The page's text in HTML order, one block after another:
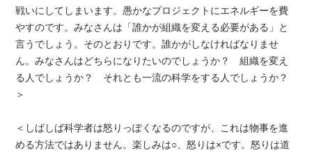
戦いにしてしまいます。愚かなプロジェクトにエネルギーを費
やすのです。みなさんは「誰かが組織を変える必要がある」と
言うでしょう。そのとおりです。誰かがしなければなりませ
ん。みなさんはどちらになりたいのでしょうか？ 組織を変え
る人でしょうか？ それとも一流の科学をする人でしょうか？
＞
＜しばしば科学者は怒りっぽくなるのですが、これは物事を進
める方法ではありません。楽しみは○、怒りは×です。怒りは道